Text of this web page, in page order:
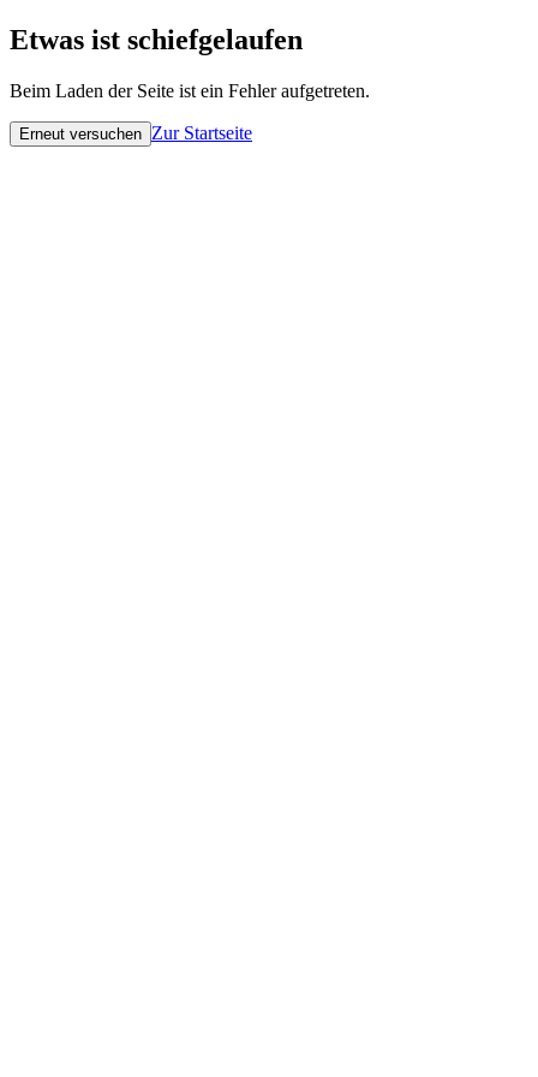
Etwas ist schiefgelaufen
Beim Laden der Seite ist ein Fehler aufgetreten.
Erneut versuchen Zur Startseite